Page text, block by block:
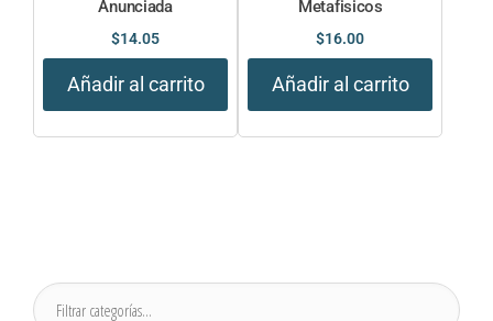
Anunciada
$14.05
Añadir al carrito
Metafisicos
$16.00
Añadir al carrito